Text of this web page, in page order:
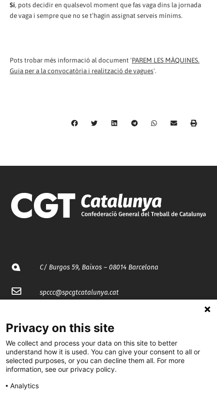
Sí, pots decidir en qualsevol moment que fas vaga dins la jornada
de vaga i sempre que no se t’hagin assignat serveis mínims.
Pots trobar més informació al document 'PAREM LES MÀQUINES.
Guia per a la convocatòria i realització de vagues'.
C/ Burgos 59, Baixos – 08014 Barcelona
spccc@spcgtcatalunya.cat
@CGTCatalunya
cgtcatalunya
Privacy on this site
We collect and process your data on this site to better
understand how it is used. You can give your consent to all or
selected purposes, or you can decline them all. For more
information, see our privacy policy.
Analytics